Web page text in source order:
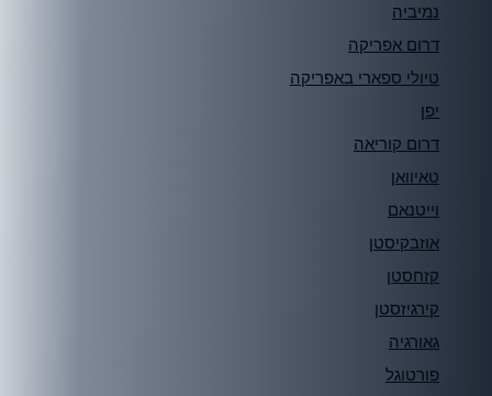
נמיביה
דרום אפריקה
טיולי ספארי באפריקה
דרום קוריאה
טאיוואן
וייטנאם
אוזבקיסטן
קזחסטן
קירגיזסטן
גאורגיה
פורטוגל